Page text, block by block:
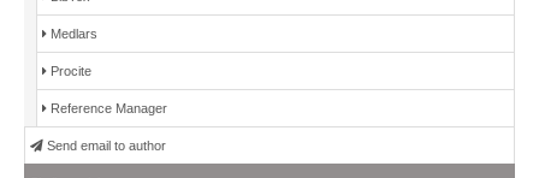
Medlars
Procite
Reference Manager
Send email to author